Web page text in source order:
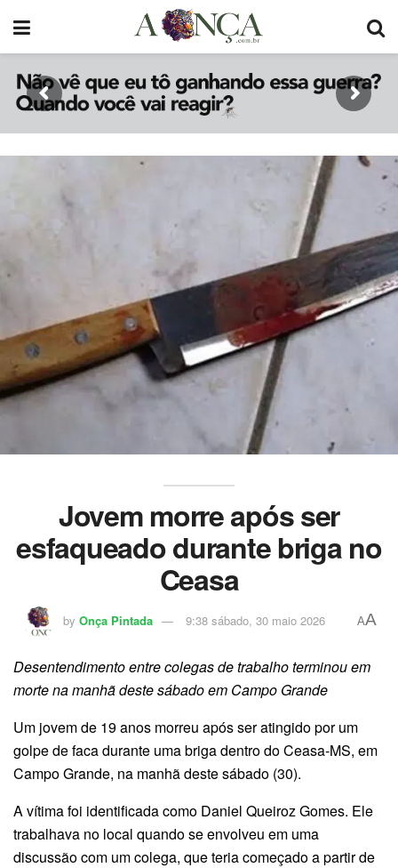
Jovem morre após ser
esfaqueado durante briga no
Ceasa
by Onça Pintada 9:38 sábado, 30 maio 2026 AA
Desentendimento entre colegas de trabalho terminou em
morte na manhã deste sábado em Campo Grande
Um jovem de 19 anos morreu após ser atingido por um
golpe de faca durante uma briga dentro do Ceasa-MS, em
Campo Grande, na manhã deste sábado (30).
A vítima foi identificada como Daniel Queiroz Gomes. Ele
trabalhava no local quando se envolveu em uma
discussão com um colega, que teria começado a partir de